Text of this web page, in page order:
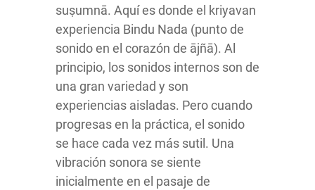
suṣumnā. Aquí es donde el kriyavan
experiencia Bindu Nada (punto de
sonido en el corazón de ājñā). Al
principio, los sonidos internos son de
una gran variedad y son
experiencias aisladas. Pero cuando
progresas en la práctica, el sonido
se hace cada vez más sutil. Una
vibración sonora se siente
inicialmente en el pasaje de